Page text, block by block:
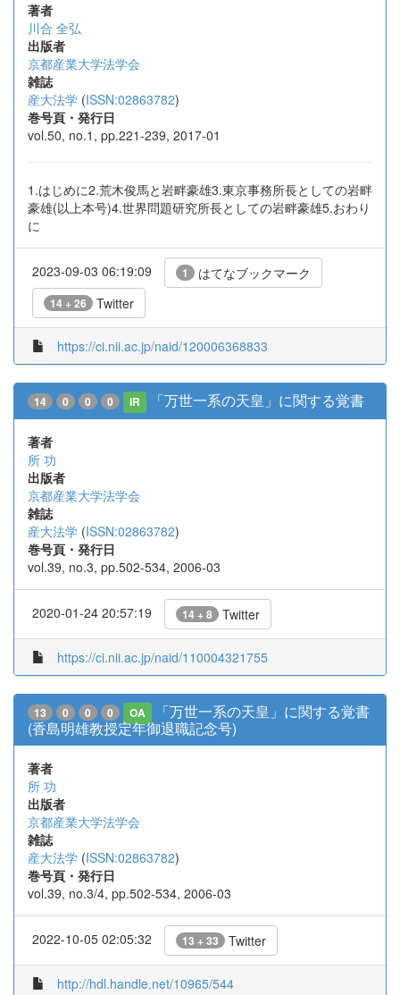
著者
川合 全弘
出版者
京都産業大学法学会
雑誌
産大法学 (ISSN:02863782)
巻号頁・発行日
vol.50, no.1, pp.221-239, 2017-01
1.はじめに2.荒木俊馬と岩畔豪雄3.東京事務所長としての岩畔
豪雄(以上本号)4.世界問題研究所長としての岩畔豪雄5.おわり
に
2023-09-03 06:19:09 1 はてなブックマーク
14 + 26 Twitter
https://ci.nii.ac.jp/naid/120006368833
14 0 0 0 IR 「万世一系の天皇」に関する覚書
著者
所 功
出版者
京都産業大学法学会
雑誌
産大法学 (ISSN:02863782)
巻号頁・発行日
vol.39, no.3, pp.502-534, 2006-03
2020-01-24 20:57:19 14 + 8 Twitter
https://ci.nii.ac.jp/naid/110004321755
13 0 0 0 OA
「万世一系の天皇」に関する覚書
(香島明雄教授定年御退職記念号)
著者
所 功
出版者
京都産業大学法学会
雑誌
産大法学 (ISSN:02863782)
巻号頁・発行日
vol.39, no.3/4, pp.502-534, 2006-03
2022-10-05 02:05:32 13 + 33 Twitter
http://hdl.handle.net/10965/544